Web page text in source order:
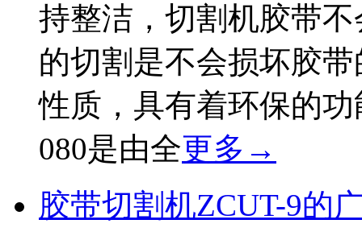
持整洁，切割机胶带
的切割是不会损坏胶
性质，具有着环保的
080是由全更多→
胶带切割机ZCUT-9的